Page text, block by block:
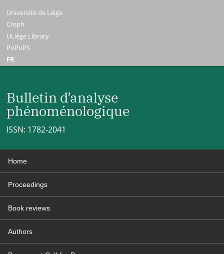
Université de Liège
Creph
ULiège Library
PoPuPS
FR
Bulletin d’analyse
phénoménologique
ISSN: 1782-2041
Home
Proceedings
Book reviews
Authors